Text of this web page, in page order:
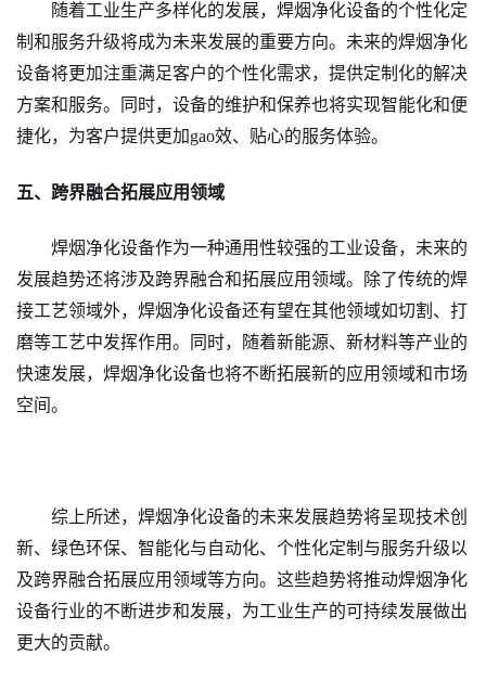
随着工业生产多样化的发展，焊烟净化设备的个性化定
制和服务升级将成为未来发展的重要方向。未来的焊烟净化
设备将更加注重满足客户的个性化需求，提供定制化的解决
方案和服务。同时，设备的维护和保养也将实现智能化和便
捷化，为客户提供更加gao效、贴心的服务体验。
五、跨界融合拓展应用领域
焊烟净化设备作为一种通用性较强的工业设备，未来的
发展趋势还将涉及跨界融合和拓展应用领域。除了传统的焊
接工艺领域外，焊烟净化设备还有望在其他领域如切割、打
磨等工艺中发挥作用。同时，随着新能源、新材料等产业的
快速发展，焊烟净化设备也将不断拓展新的应用领域和市场
空间。
综上所述，焊烟净化设备的未来发展趋势将呈现技术创
新、绿色环保、智能化与自动化、个性化定制与服务升级以
及跨界融合拓展应用领域等方向。这些趋势将推动焊烟净化
设备行业的不断进步和发展，为工业生产的可持续发展做出
更大的贡献。